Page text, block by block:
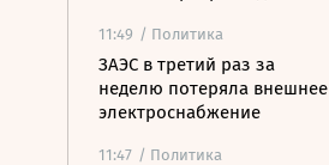
11:49 / Политика
ЗАЭС в третий раз за
неделю потеряла внешнее
электроснабжение
11:47 / Политика